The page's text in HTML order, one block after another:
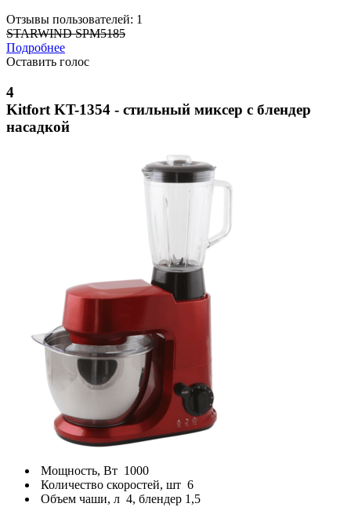
Отзывы пользователей: 1
STARWIND SPM5185
Подробнее
Оставить голос
4
Kitfort KT-1354 - стильный миксер с блендер
насадкой
Мощность, Вт 1000
Количество скоростей, шт 6
Объем чаши, л 4, блендер 1,5